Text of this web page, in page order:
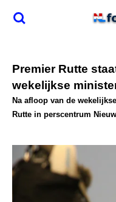
Ga
direct
hoofdinhoud
Premier Rutte
wekelijkse
Na afloop van de
Rutte in perscentrum